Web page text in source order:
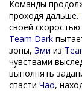
Команды
проходя дальше.
своей
Team Dark
зоны, Эми из
чувствами
выполнять
спасти Чао,